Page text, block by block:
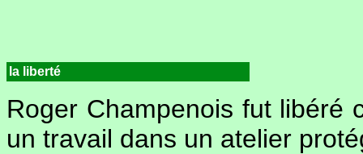
la liberté
Roger Champenois fut libéré
un travail dans un atelier